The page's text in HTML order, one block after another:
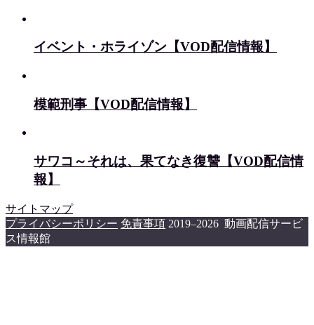
イベント・ホライゾン【VOD配信情報】
模範刑事【VOD配信情報】
サワコ～それは、果てなき復讐【VOD配信情
報】
サイトマップ
プライバシーポリシー 免責事項 2019–2026 動画配信サービ
ス情報館